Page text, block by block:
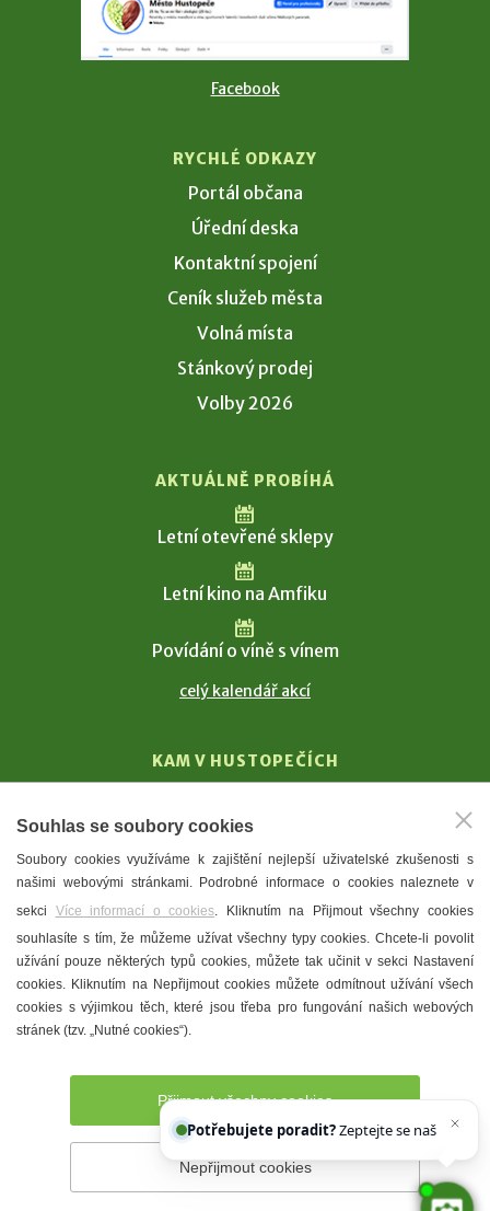
Facebook
RYCHLÉ ODKAZY
Portál občana
Úřední deska
Kontaktní spojení
Ceník služeb města
Volná místa
Stánkový prodej
Volby 2026
AKTUÁLNĚ PROBÍHÁ
Letní otevřené sklepy
Letní kino na Amfiku
Povídání o víně s vínem
celý kalendář akcí
KAM V HUSTOPEČÍCH
T. G. Masaryk
Mandloně
Ubytování
Restaurace
Městské muzeum a galerie
Denní meníčka
Prohlášení o přístupnosti Správce webu
Souhlas se soubory cookies
Soubory cookies využíváme k zajištění nejlepší uživatelské zkušenosti s
našimi webovými stránkami. Podrobné informace o cookies naleznete v
sekci Více informací o cookies. Kliknutím na Přijmout všechny cookies
souhlasíte s tím, že můžeme užívat všechny typy cookies. Chcete-li povolit
užívání pouze některých typů cookies, můžete tak učinit v sekci Nastavení
cookies. Kliknutím na Nepřijmout cookies můžete odmítnout užívání všech
cookies s výjimkou těch, které jsou třeba pro fungování našich webových
stránek (tzv. „Nutné cookies“).
Přijmout všechny cookies
Nepřijmout cookies
Potřebujete poradit?Zeptejte se našeho asisten